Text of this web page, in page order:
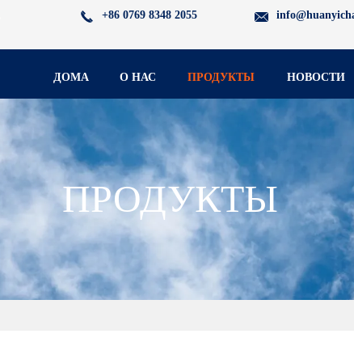
+86 0769 8348 2055
ДОМА О НАС ПРОДУКТЫ НОВОСТИ
ПРОДУКТЫ